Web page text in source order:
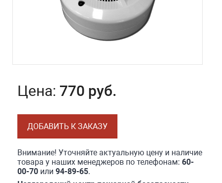
Цена: 770 руб.
ДОБАВИТЬ К ЗАКАЗУ
Внимание! Уточняйте актуальную цену и наличие
товара у наших менеджеров по телефонам: 60-
00-70 или 94-89-65.